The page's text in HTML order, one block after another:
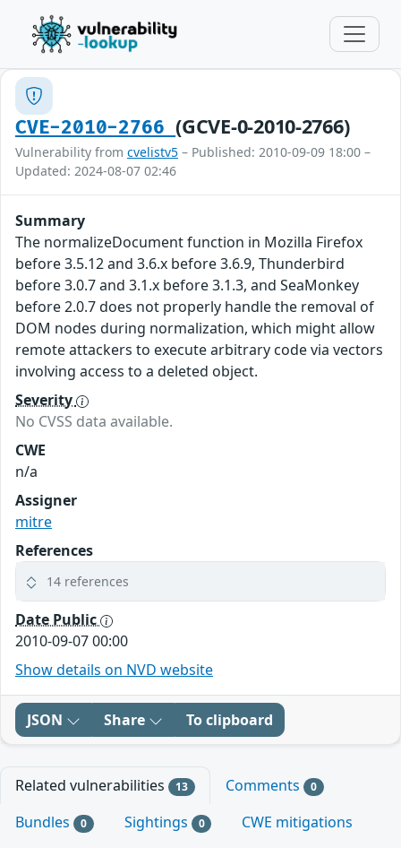
CVE-2010-2766(GCVE-0-2010-2766)
Vulnerability from cvelistv5 – Published: 2010-09-09 18:00 –
Updated: 2024-08-07 02:46
Summary
The normalizeDocument function in Mozilla Firefox
before 3.5.12 and 3.6.x before 3.6.9, Thunderbird
before 3.0.7 and 3.1.x before 3.1.3, and SeaMonkey
before 2.0.7 does not properly handle the removal of
DOM nodes during normalization, which might allow
remote attackers to execute arbitrary code via vectors
involving access to a deleted object.
Severity
No CVSS data available.
CWE
n/a
Assigner
mitre
References
14 references
Date Public
2010-09-07 00:00
Show details on NVD website
JSON Share To clipboard
Related vulnerabilities 13 Comments 0
Bundles 0 Sightings 0
CWE mitigations